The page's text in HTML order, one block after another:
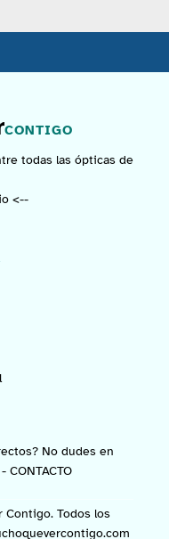
CONTIGO
todas las ópticas de
<--
No dudes en
CONTACTO
Todos los